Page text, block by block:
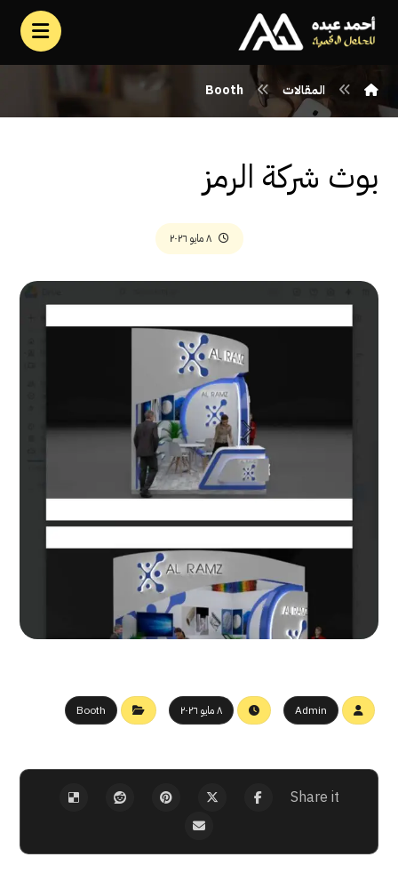
المقالات Booth
بوث شركة الرمز
٨ مايو ٢٠٢٦
Admin ٨ مايو ٢٠٢٦ Booth